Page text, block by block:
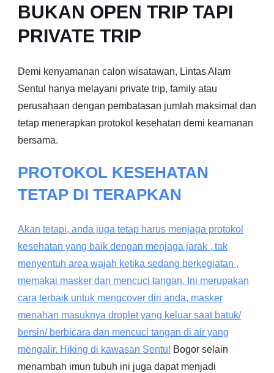
BUKAN OPEN TRIP TAPI
PRIVATE TRIP
Demi kenyamanan calon wisatawan, Lintas Alam
Sentul hanya melayani private trip, family atau
perusahaan dengan pembatasan jumlah maksimal dan
tetap menerapkan protokol kesehatan demi keamanan
bersama.
PROTOKOL KESEHATAN
TETAP DI TERAPKAN
Akan tetapi, anda juga tetap harus menjaga protokol
kesehatan yang baik dengan menjaga jarak , tak
menyentuh area wajah ketika sedang berkegiatan ,
memakai masker dan mencuci tangan. Ini merupakan
cara terbaik untuk mengcover diri anda, masker
menahan masuknya droplet yang keluar saat batuk/
bersin/ berbicara dan mencuci tangan di air yang
mengalir. Hiking di kawasan Sentul
Bogor selain
menambah imun tubuh ini juga dapat menjadi